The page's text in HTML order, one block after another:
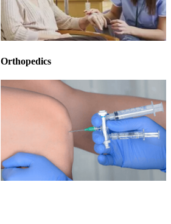
Orthopedics